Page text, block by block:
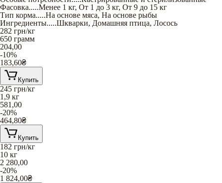
Фасовка.....Менее 1 кг, От 1 до 3 кг, От 9 до 15 кг
Тип корма.....На основе мяса, На основе рыбы
Ингредиенты.....Шкварки, Домашняя птица, Лосось
282 грн/кг
650 грамм
204,00
-10%
183,60₴
Купить
245 грн/кг
1,9 кг
581,00
-20%
464,80₴
Купить
182 грн/кг
10 кг
2 280,00
-20%
1 824,00₴